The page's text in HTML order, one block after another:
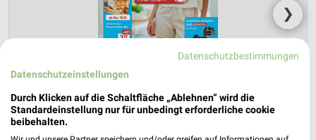
❯
Datenschutzbestimmungen
Datenschutzeinstellungen
Durch Klicken auf die Schaltfläche „Ablehnen“ wird die
Standardeinstellung nur für unbedingt erforderliche cookie
beibehalten.